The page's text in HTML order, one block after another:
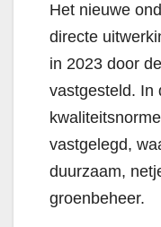
Het nieuwe
directe
in 2023 door
vastgesteld. In
vastgelegd,
duurzaam,
groenbeheer.